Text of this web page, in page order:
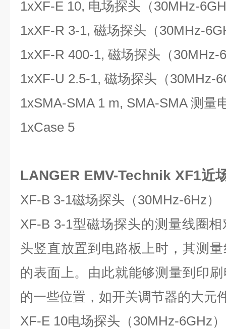
1xXF-E 10, 电场探头（30MHz-
1xXF-R 3-1, 磁场探头（30MHz-
1xXF-R 400-1, 磁场探头（30MHz-
1xXF-U 2.5-1, 磁场探头（30MHz-
1xSMA-SMA 1 m, SMA-SMA 测量
1xCase 5
LANGER EMV-Technik XF1近
XF-B 3-1磁场探头（30MHz-6Hz）
XF-B 3-1型磁场探头的测量线圈
头竖直放置到电路板上时，其测
的表面上。由此就能够测量到印
的一些位置，如开关调节器的大元
XF-E 10电场探头（30MHz-6GHz）